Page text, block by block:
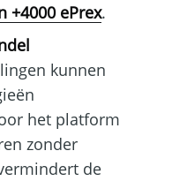
+4000 ePrex.
kunnen
het platform
zonder
de